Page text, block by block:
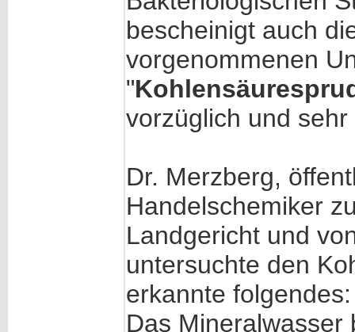
bescheinigt auch
vorgenommenen
"
vorzüglich und
Dr. Merzberg,
Handelschemiker
Landgericht und
untersuchte den
erkannte folgendes:
Das Mineralwasser